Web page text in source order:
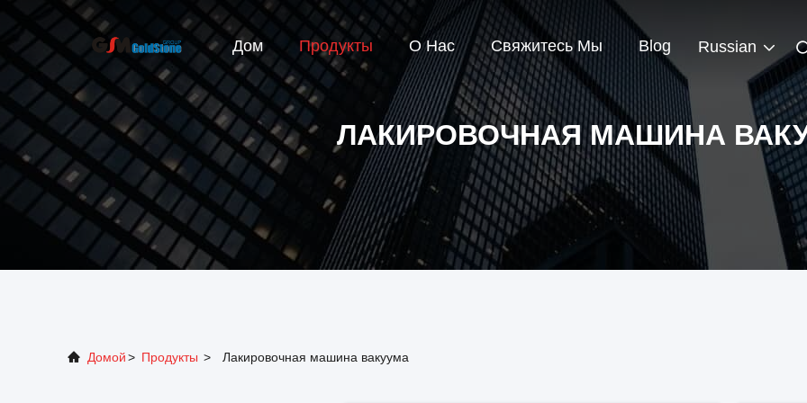
Дом Продукты О Нас Свяжитесь Мы Blog Russian
ЛАКИРОВОЧНАЯ МАШИНА
Домой> Продукты > Лакировочная машина вакуума